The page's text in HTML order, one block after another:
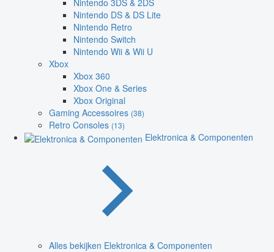
Nintendo 3DS & 2DS
Nintendo DS & DS Lite
Nintendo Retro
Nintendo Switch
Nintendo Wii & Wii U
Xbox
Xbox 360
Xbox One & Series
Xbox Original
Gaming Accessoires (38)
Retro Consoles (13)
Elektronica & Componenten
Alles bekijken Elektronica & Componenten